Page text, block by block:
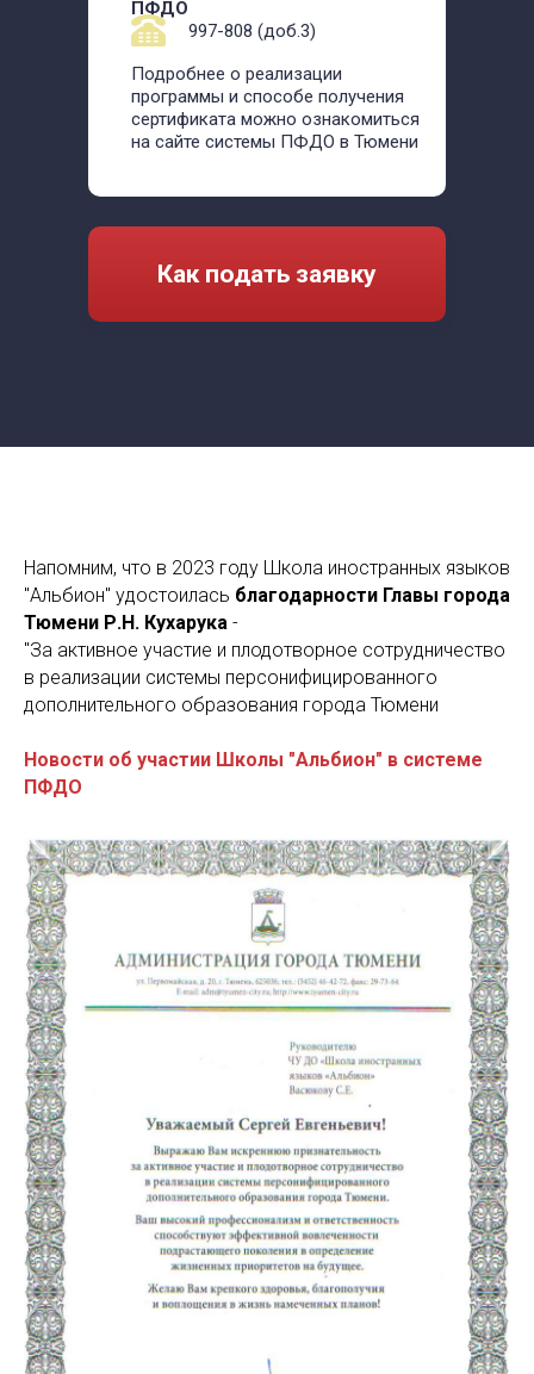
Подробнее о реализации
программы и способе получения
сертификата можно ознакомиться
на сайте системы ПФДО в Тюмени
ПФДО
997-808 (доб.3)
Как подать заявку
Напомним, что в 2023 году Школа иностранных языков
"Альбион" удостоилась благодарности Главы города
Тюмени Р.Н. Кухарука -
"За активное участие и плодотворное сотрудничество
в реализации системы персонифицированного
дополнительного образования города Тюмени
Новости об участии Школы "Альбион" в системе
ПФДО